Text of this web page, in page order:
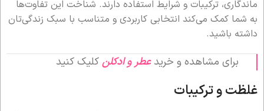
ماندگاری، ترکیبات و شرایط استفاده دارند. شناخت این تفاوت‌ها
به شما کمک می‌کند انتخابی کاربردی و متناسب با سبک زندگی‌تان
داشته باشید.
برای مشاهده و خریدعطر و ادکلن‌کلیک کنید
غلظت و ترکیبات